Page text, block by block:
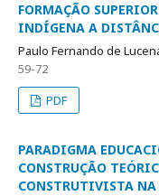
FORMAÇÃO
INDÍGENA A
Paulo Fernando de
59-72
PDF
PARADIGMA
CONSTRUÇÃO
CONSTRUTIVISTA NA